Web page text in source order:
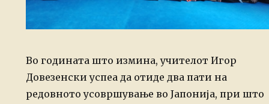
Во годината што измина, учителот Игор
Довезенски успеа да отиде два пати на
редовното усовршување во Јапонија, при што